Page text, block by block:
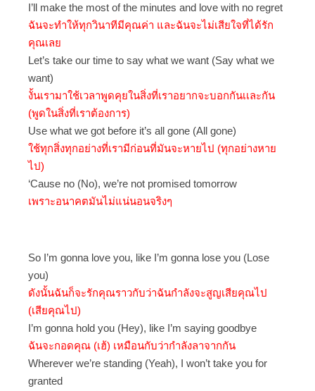
I’ll make the most of the minutes and love with no regret
ฉันจะทำให้ทุกวินาทีมีคุณค่า และฉันจะไม่เสียใจที่ได้รัก
คุณเลย
Let’s take our time to say what we want (Say what we
want)
งั้นเรามาใช้เวลาพูดคุยในสิ่งที่เราอยากจะบอกกันเเละกัน
(พูดในสิ่งที่เราต้องการ)
Use what we got before it’s all gone (All gone)
ใช้ทุกสิ่งทุกอย่างที่เรามีก่อนที่มันจะหายไป (ทุกอย่างหาย
ไป)
‘Cause no (No), we’re not promised tomorrow
เพราะอนาคตมันไม่แน่นอนจริงๆ
So I’m gonna love you, like I’m gonna lose you (Lose
you)
ดังนั้นฉันก็จะรักคุณราวกับว่าฉันกำลังจะสูญเสียคุณไป
(เสียคุณไป)
I’m gonna hold you (Hey), like I’m saying goodbye
ฉันจะกอดคุณ (เฮ้) เหมือนกับว่ากำลังลาจากกัน
Wherever we’re standing (Yeah), I won’t take you for
granted